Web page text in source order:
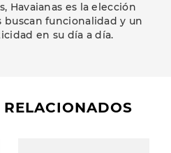
Havaianas es la elección
buscan funcionalidad y un
en su día a día.